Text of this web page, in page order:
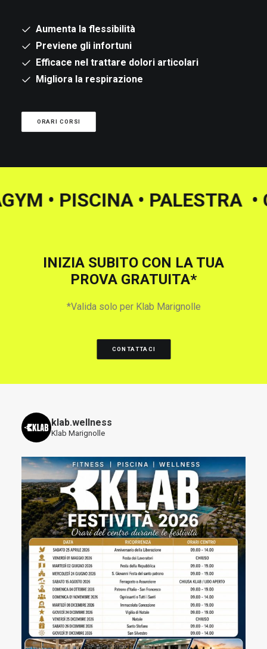
Aumenta la flessibilità
Previene gli infortuni
Efficace nel trattare dolori articolari
Migliora la respirazione
ORARI CORSI
• PISCINA •
INIZIA SUBITO CON LA TUA
PROVA GRATUITA*
*Valida solo per Klab Marignolle
CONTATTACI
klab.wellness
Klab Marignolle